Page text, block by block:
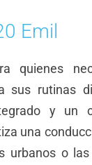
Emil
quienes
sus rutinas
y un
una
urbanos o